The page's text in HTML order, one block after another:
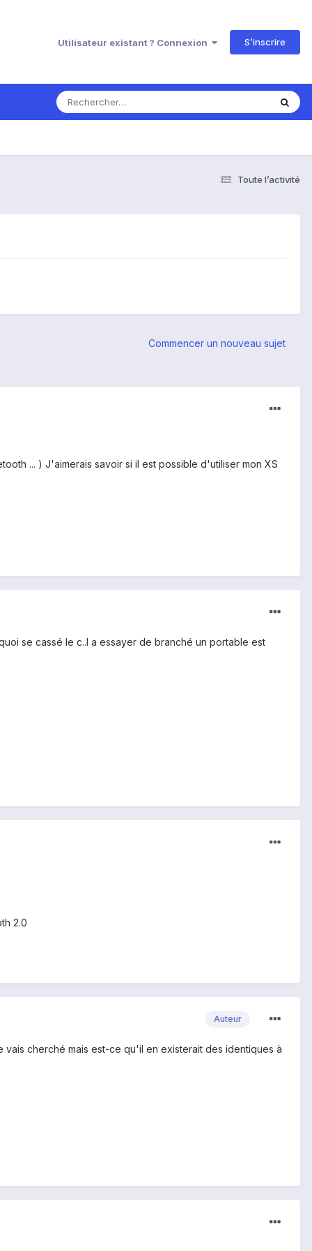
Utilisateur existant ? Connexion S’inscrire
Toute l’activité
Commencer un nouveau sujet
... ) J'aimerais savoir si il est possible d'utiliser mon XS
se cassé le c..l a essayer de branché un portable est
2.0
Auteur
cherché mais est-ce qu'il en existerait des identiques à